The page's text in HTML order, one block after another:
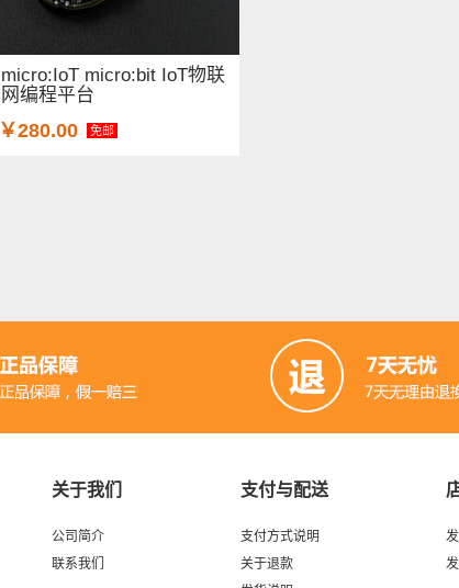
micro:IoT micro:bit IoT物联
网编程平台
￥280.00 免邮
关于我们
公司简介
联系我们
支付与配送
支付方式说明
关于退款